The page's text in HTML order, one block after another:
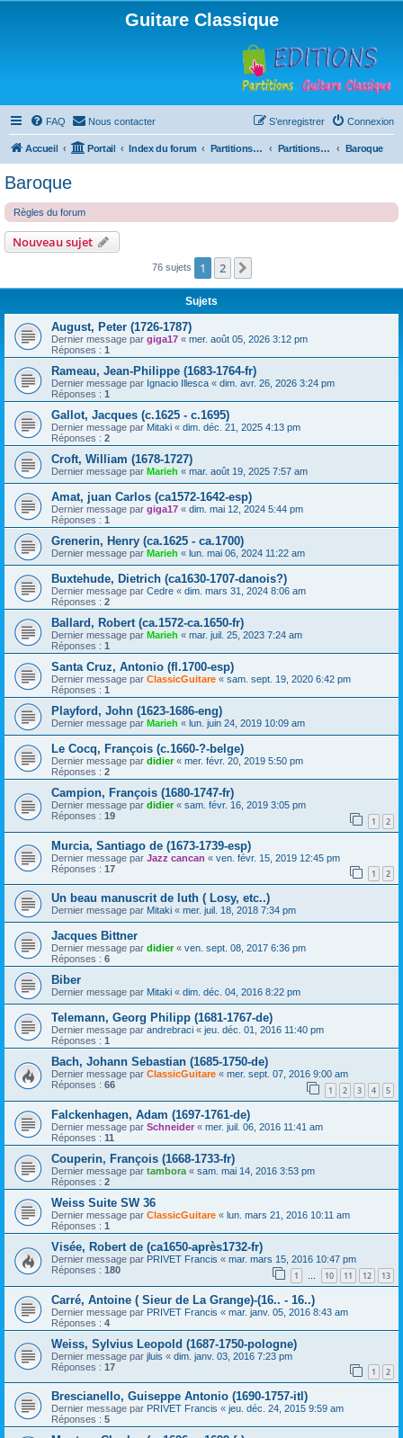
Guitare Classique
FAQ Nous contacter Connexion
S’enregistrer
Accueil Portail Index du forum Partitions pour guitare en libre téléchargement Partitions classées par compositeur Baroque
Baroque
Règles du forum
Nouveau sujet
76 sujets 1 2
Sujets
August, Peter (1726-1787)
Dernier message par giga17 « mer. août 05, 2026 3:12 pm
Réponses : 1
Rameau, Jean-Philippe (1683-1764-fr)
Dernier message par Ignacio Illesca « dim. avr. 26, 2026 3:24 pm
Réponses : 1
Gallot, Jacques (c.1625 - c.1695)
Dernier message par Mitaki « dim. déc. 21, 2025 4:13 pm
Réponses : 2
Croft, William (1678-1727)
Dernier message par Marieh « mar. août 19, 2025 7:57 am
Amat, juan Carlos (ca1572-1642-esp)
Dernier message par giga17 « dim. mai 12, 2024 5:44 pm
Réponses : 1
Grenerin, Henry (ca.1625 - ca.1700)
Dernier message par Marieh « lun. mai 06, 2024 11:22 am
Buxtehude, Dietrich (ca1630-1707-danois?)
Dernier message par Cedre « dim. mars 31, 2024 8:06 am
Réponses : 2
Ballard, Robert (ca.1572-ca.1650-fr)
Dernier message par Marieh « mar. juil. 25, 2023 7:24 am
Réponses : 1
Santa Cruz, Antonio (fl.1700-esp)
Dernier message par ClassicGuitare « sam. sept. 19, 2020 6:42 pm
Réponses : 1
Playford, John (1623-1686-eng)
Dernier message par Marieh « lun. juin 24, 2019 10:09 am
Le Cocq, François (c.1660-?-belge)
Dernier message par didier« mer. févr. 20, 2019 5:50 pm
Réponses : 2
Campion, François (1680-1747-fr)
Dernier message par didier« sam. févr. 16, 2019 3:05 pm
Réponses : 19 1 2
Murcia, Santiago de (1673-1739-esp)
Dernier message par Jazz cancan « ven. févr. 15, 2019 12:45 pm
Réponses : 17 1 2
Un beau manuscrit de luth ( Losy, etc..)
Dernier message par Mitaki « mer. juil. 18, 2018 7:34 pm
Jacques Bittner
Dernier message par didier« ven. sept. 08, 2017 6:36 pm
Réponses : 6
Biber
Dernier message par Mitaki « dim. déc. 04, 2016 8:22 pm
Telemann, Georg Philipp (1681-1767-de)
Dernier message par andrebraci « jeu. déc. 01, 2016 11:40 pm
Réponses : 1
Bach, Johann Sebastian (1685-1750-de)
Dernier message par ClassicGuitare « mer. sept. 07, 2016 9:00 am
Réponses : 66 1 2 3 4 5
Falckenhagen, Adam (1697-1761-de)
Dernier message par Schneider « mer. juil. 06, 2016 11:41 am
Réponses : 11
Couperin, François (1668-1733-fr)
Dernier message par tambora « sam. mai 14, 2016 3:53 pm
Réponses : 2
Weiss Suite SW 36
Dernier message par ClassicGuitare « lun. mars 21, 2016 10:11 am
Réponses : 1
Visée, Robert de (ca1650-après1732-fr)
Dernier message par PRIVET Francis « mar. mars 15, 2016 10:47 pm
Réponses : 180 1 … 10 11 12 13
Carré, Antoine ( Sieur de La Grange)-(16.. - 16..)
Dernier message par PRIVET Francis « mar. janv. 05, 2016 8:43 am
Réponses : 4
Weiss, Sylvius Leopold (1687-1750-pologne)
Dernier message par jluis « dim. janv. 03, 2016 7:23 pm
Réponses : 17 1 2
Brescianello, Guiseppe Antonio (1690-1757-itl)
Dernier message par PRIVET Francis « jeu. déc. 24, 2015 9:59 am
Réponses : 5